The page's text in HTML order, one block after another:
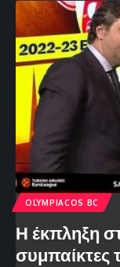
OLYMPIACOS BC
Η έκπληξη
συμπαίκτες